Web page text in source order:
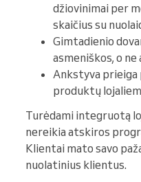
džiovinimai per
skaičius su
Gimtadienio
asmeniškos, o
Ankstyva prieiga
produktų
Turėdami integruotą
nereikia atskiros
Klientai mato savo
nuolatinius klientus.